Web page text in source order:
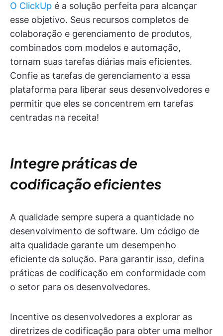
O ClickUp é a solução perfeita para alcançar
esse objetivo. Seus recursos completos de
colaboração e gerenciamento de produtos,
combinados com modelos e automação,
tornam suas tarefas diárias mais eficientes.
Confie as tarefas de gerenciamento a essa
plataforma para liberar seus desenvolvedores e
permitir que eles se concentrem em tarefas
centradas na receita!
Integre práticas de
codificação eficientes
A qualidade sempre supera a quantidade no
desenvolvimento de software. Um código de
alta qualidade garante um desempenho
eficiente da solução. Para garantir isso, defina
práticas de codificação em conformidade com
o setor para os desenvolvedores.
Incentive os desenvolvedores a explorar as
diretrizes de codificação para obter uma melhor